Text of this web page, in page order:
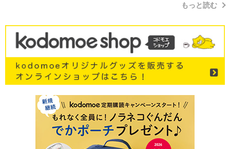
もっと読む